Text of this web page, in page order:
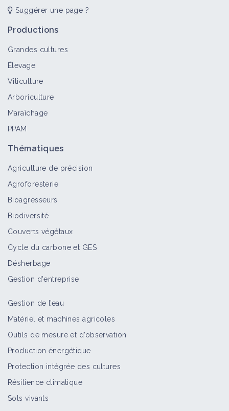
Adventices
Éthuse ciguë
Bioagresseur
Suggérer une page ?
Productions
Grandes cultures
Élevage
Viticulture
Arboriculture
Maraîchage
PPAM
Thématiques
Agriculture de précision
Agroforesterie
Bioagresseurs
Biodiversité
Couverts végétaux
Cycle du carbone et GES
Désherbage
Gestion d'entreprise
Gestion de l’eau
Matériel et machines agricoles
Outils de mesure et d’observation
Production énergétique
Protection intégrée des cultures
Résilience climatique
Sols vivants